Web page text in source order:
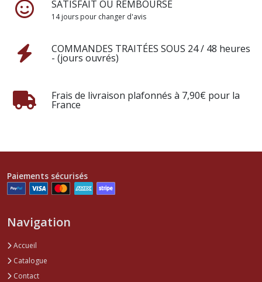
SATISFAIT OU REMBOURSÉ
14 jours pour changer d'avis
COMMANDES TRAITÉES SOUS 24 / 48 heures
- (jours ouvrés)
Frais de livraison plafonnés à 7,90€ pour la
France
Paiements sécurisés
Navigation
Accueil
Catalogue
Contact